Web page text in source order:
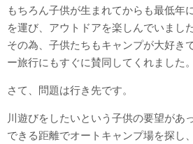
もちろん子供が生まれてからも最低年
を運び、アウトドアを楽しんでいました
その為、子供たちもキャンプが大好き
ー旅行にもすぐに賛同してくれました。
さて、問題は行き先です。
川遊びをしたいという子供の要望があ
できる距離でオートキャンプ場を探し、